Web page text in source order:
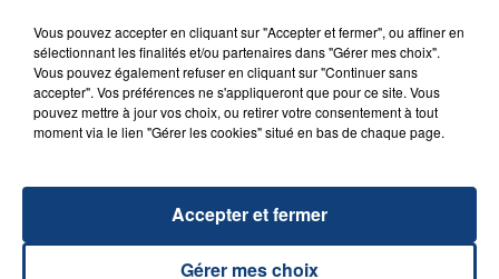
20 juillet 2026
UNE ADOLESCENTE DEVANT SE FAIRE
OPÉRER DE LA CHEVILLE RESSORT DE LA...
La famille a porté plainte contre la clinique qui a
excuses.
TITRES DIFFUSÉS
22h44
22h44
Vous pouvez accepter en cliquant sur "Accepter et fermer", ou affiner en
sélectionnant les finalités et/ou partenaires dans "Gérer mes choix".
Vous pouvez également refuser en cliquant sur "Continuer sans
accepter". Vos préférences ne s'appliqueront que pour ce site. Vous
pouvez mettre à jour vos choix, ou retirer votre consentement à tout
moment via le lien "Gérer les cookies" situé en bas de chaque page.
Gérer mes choix
Accepter et fermer